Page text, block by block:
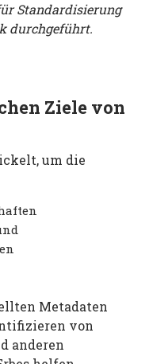
Standardisierung
durchgeführt.
Ziele von
um die
Metadaten
von
anderen